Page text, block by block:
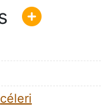
céleri